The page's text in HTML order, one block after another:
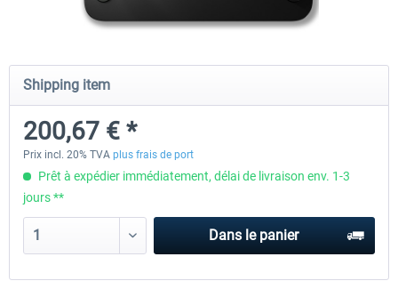
Wheel Stand Pro - Farm Truck
198,00 € *
Shipping item
200,67 € *
Prix incl. 20% TVA plus frais de port
Prêt à expédier immédiatement, délai de livraison env. 1-3
jours **
Dans le panier